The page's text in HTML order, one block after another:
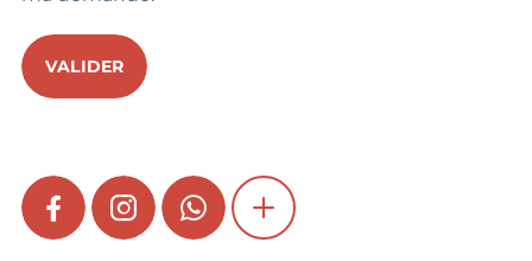
VALIDER
FACEBOOKINSTAGRAMWHATSAPPSHOW MORE